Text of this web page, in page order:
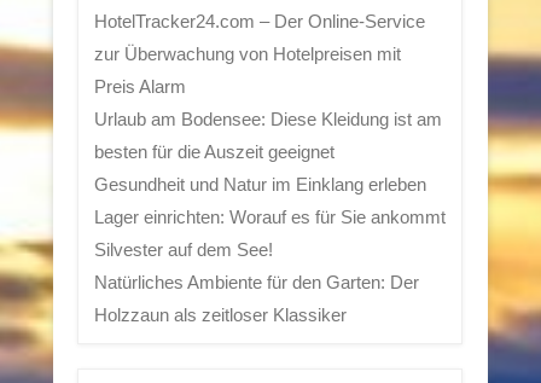
HotelTracker24.com – Der Online-Service
zur Überwachung von Hotelpreisen mit
Preis Alarm
Urlaub am Bodensee: Diese Kleidung ist am
besten für die Auszeit geeignet
Gesundheit und Natur im Einklang erleben
Lager einrichten: Worauf es für Sie ankommt
Silvester auf dem See!
Natürliches Ambiente für den Garten: Der
Holzzaun als zeitloser Klassiker